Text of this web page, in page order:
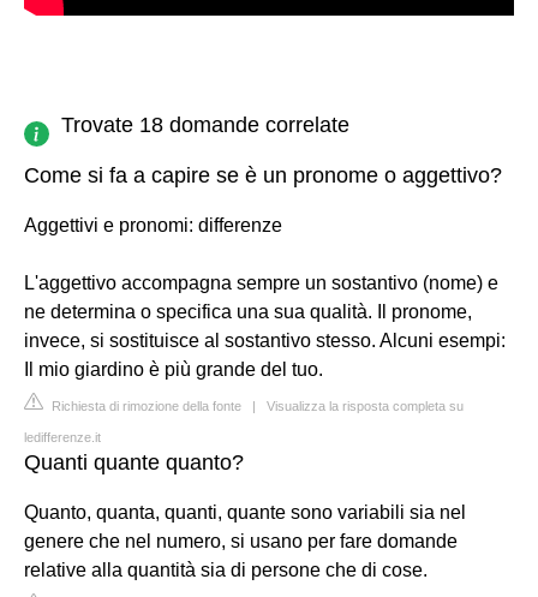
Trovate 18 domande correlate
Come si fa a capire se è un pronome o aggettivo?
Aggettivi e pronomi: differenze
L'aggettivo accompagna sempre un sostantivo (nome) e
ne determina o specifica una sua qualità. Il pronome,
invece, si sostituisce al sostantivo stesso. Alcuni esempi:
Il mio giardino è più grande del tuo.
Richiesta di rimozione della fonte | Visualizza la risposta completa su
ledifferenze.it
Quanti quante quanto?
Quanto, quanta, quanti, quante sono variabili sia nel
genere che nel numero, si usano per fare domande
relative alla quantità sia di persone che di cose.